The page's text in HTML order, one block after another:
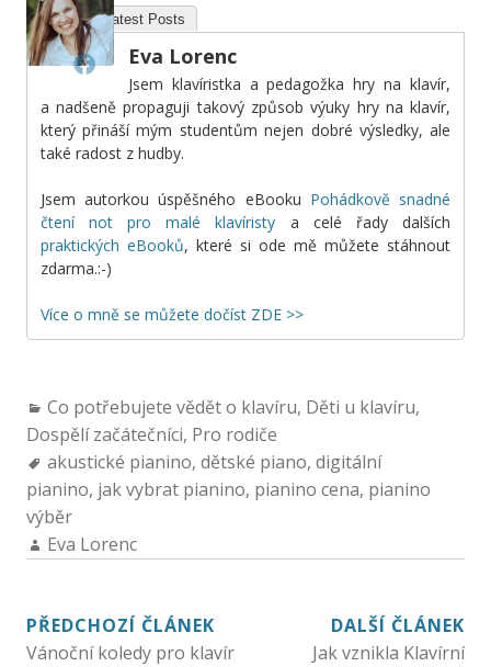
About Latest Posts
Eva Lorenc
Jsem klavíristka a pedagožka hry na klavír,
a nadšeně propaguji takový způsob výuky hry na klavír,
který přináší mým studentům nejen dobré výsledky, ale
také radost z hudby.
Jsem autorkou úspěšného eBooku Pohádkově snadné
čtení not pro malé klavíristy a celé řady dalších
praktických eBooků, které si ode mě můžete stáhnout
zdarma.:-)
Více o mně se můžete dočíst ZDE >>
Co potřebujete vědět o klavíru, Děti u klavíru,
Dospělí začátečníci, Pro rodiče
akustické pianino, dětské piano, digitální
pianino, jak vybrat pianino, pianino cena, pianino
výběr
Eva Lorenc
PŘEDCHOZÍ ČLÁNEK
Vánoční koledy pro klavír
DALŠÍ ČLÁNEK
Jak vznikla Klavírní